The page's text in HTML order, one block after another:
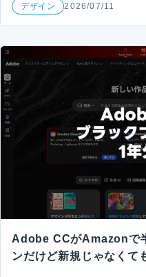
デザイン 2026/07/11
Adobe CCがAmazonで
ンだけど新規じゃなくて